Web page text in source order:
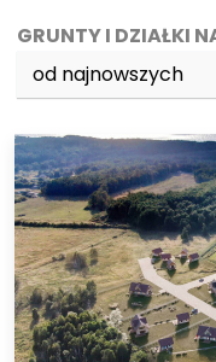
GRUNTY I DZIAŁKI
od najnowszych